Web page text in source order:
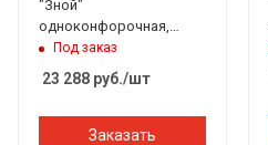
"Зной"
одноконфорочная,
600*600*265 мм,
Рубцовск
Под заказ
23 288 руб./шт
Заказать